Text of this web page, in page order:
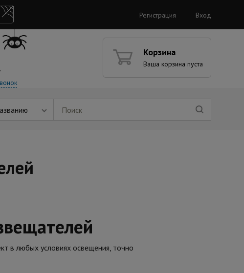
Регистрация Вход
Корзина
Ваша корзина пуста
в любых условиях освещения, точно